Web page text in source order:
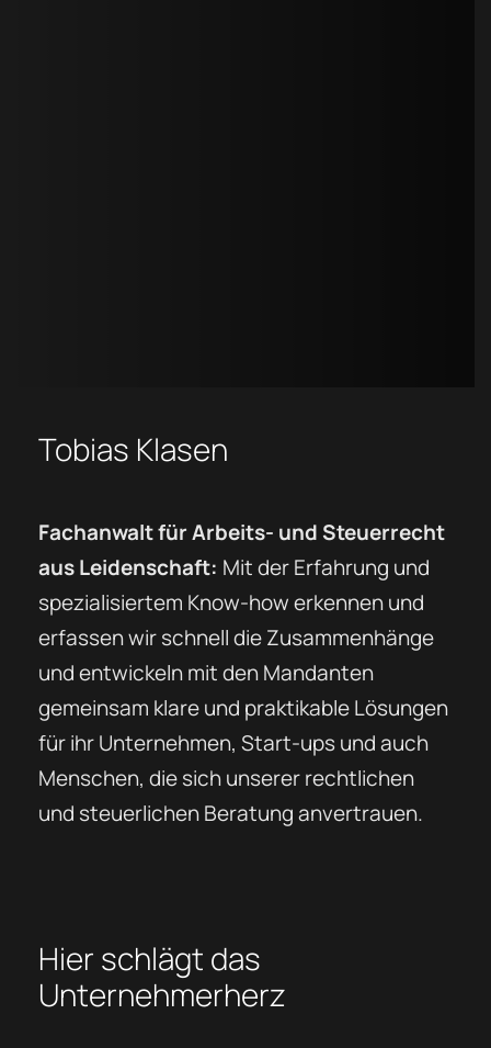
Tobias Klasen
Fachanwalt für Arbeits- und Steuerrecht
aus Leidenschaft: Mit der Erfahrung und
spezialisiertem Know-how erkennen und
erfassen wir schnell die Zusammenhänge
und entwickeln mit den Mandanten
gemeinsam klare und praktikable Lösungen
für ihr Unternehmen, Start-ups und auch
Menschen, die sich unserer rechtlichen
und steuerlichen Beratung anvertrauen.
Hier schlägt das
Unternehmerherz